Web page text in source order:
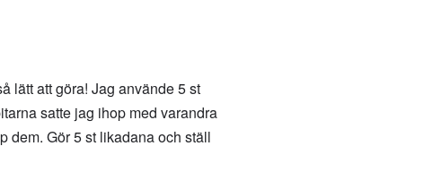
lätt att göra! Jag använde 5 st
satte jag ihop med varandra
dem. Gör 5 st likadana och ställ